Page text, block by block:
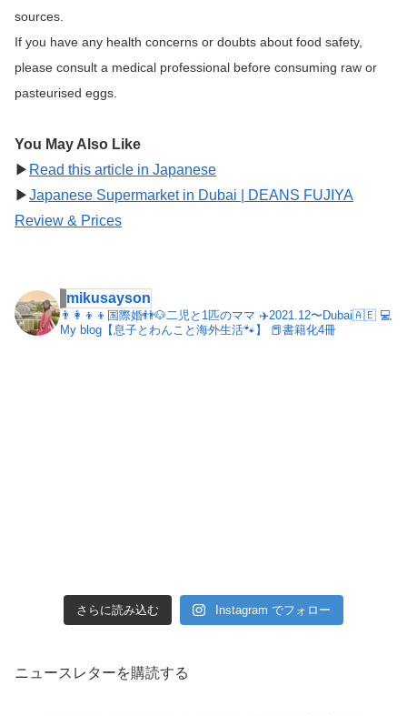
sources.
If you have any health concerns or doubts about food safety,
please consult a medical professional before consuming raw or
pasteurised eggs.
You May Also Like
▶︎ Read this article in Japanese
▶︎Japanese Supermarket in Dubai | DEANS FUJIYA
Review & Prices
mikusayson
👨‍👩‍👦‍👦国際婚👬🐶二児と1匹のママ ✈️2021.12〜Dubai🇦🇪 💻
My blog【息子とわんこと海外生活🐾】
📕書籍化4冊
さらに読み込む Instagram でフォロー
ニュースレターを購読する